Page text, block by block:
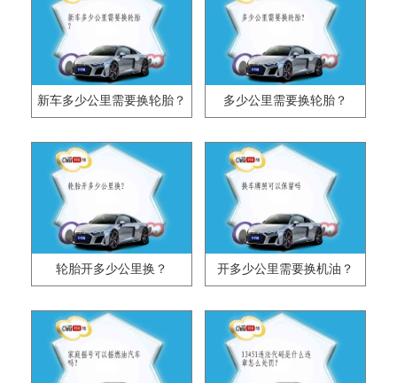
新车多少公里需要换轮胎？ 多少公里需要换轮胎？
轮胎开多少公里换？ 开多少公里需要换机油？